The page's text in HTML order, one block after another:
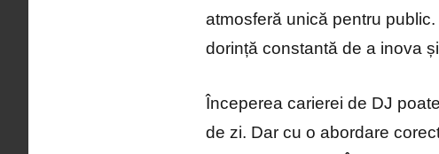
atmosferă unică pentru
dorință constantă de a inova
Începerea carierei de DJ
de zi. Dar cu o abordare